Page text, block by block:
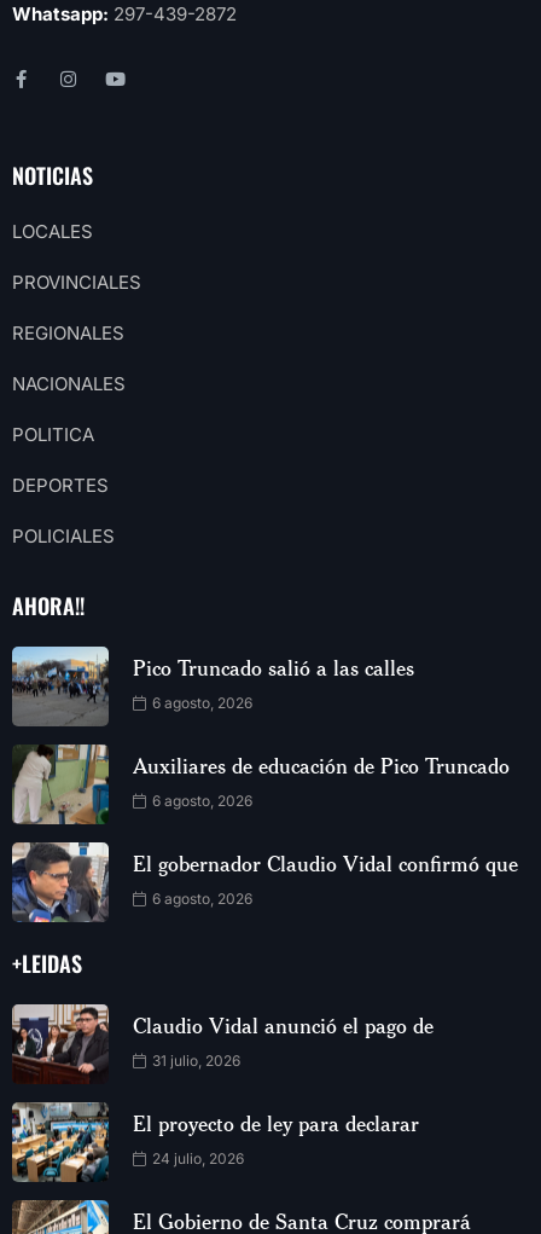
Whatsapp: 297-439-2872
NOTICIAS
LOCALES
PROVINCIALES
REGIONALES
NACIONALES
POLITICA
DEPORTES
POLICIALES
AHORA!!
Pico Truncado salió a las calles
6 agosto, 2026
Auxiliares de educación de Pico Truncado
6 agosto, 2026
El gobernador Claudio Vidal confirmó que
6 agosto, 2026
+LEIDAS
Claudio Vidal anunció el pago de
31 julio, 2026
El proyecto de ley para declarar
24 julio, 2026
El Gobierno de Santa Cruz comprará